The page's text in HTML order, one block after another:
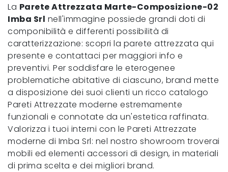
La Parete Attrezzata Marte-Composizione-02
Imba Srl nell'immagine possiede grandi doti di
componibilità e differenti possibilità di
caratterizzazione: scopri la parete attrezzata qui
presente e contattaci per maggiori info e
preventivi. Per soddisfare le eterogenee
problematiche abitative di ciascuno, brand mette
a disposizione dei suoi clienti un ricco catalogo
Pareti Attrezzate moderne estremamente
funzionali e connotate da un'estetica raffinata.
Valorizza i tuoi interni con le Pareti Attrezzate
moderne di Imba Srl: nel nostro showroom troverai
mobili ed elementi accessori di design, in materiali
di prima scelta e dei migliori brand.